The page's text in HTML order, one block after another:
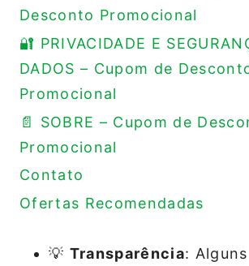
Desconto Promocional
🔐 PRIVACIDADE E
DADOS – Cupom de
Promocional
📄 SOBRE – Cupom de
Promocional
Contato
Ofertas Recomendadas
💡 Transparência: